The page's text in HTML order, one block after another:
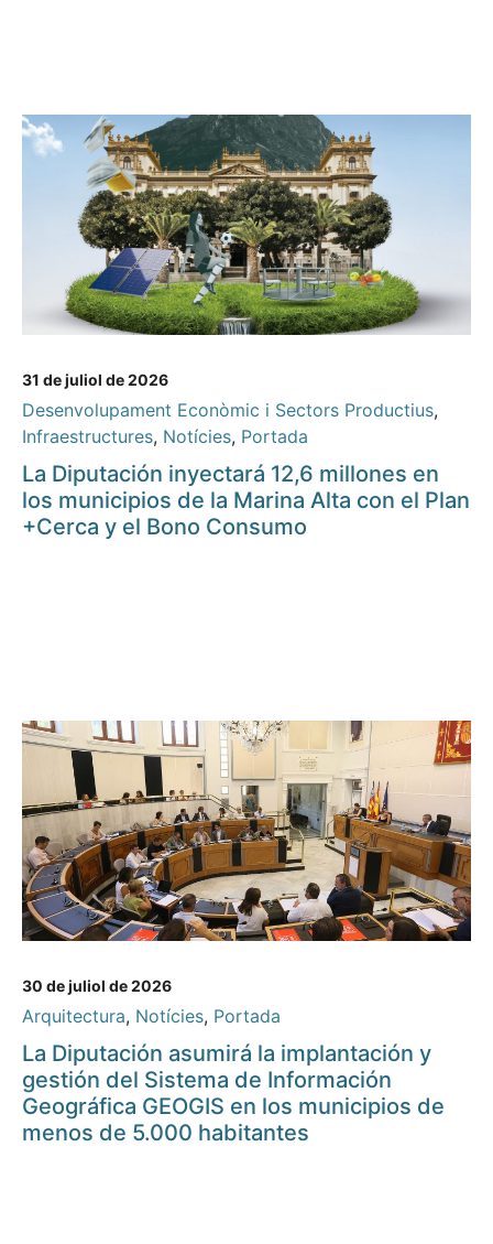
31 de juliol de 2026
Desenvolupament Econòmic i Sectors Productius,
Infraestructures, Notícies, Portada
La Diputación inyectará 12,6 millones en
los municipios de la Marina Alta con el Plan
+Cerca y el Bono Consumo
30 de juliol de 2026
Arquitectura, Notícies, Portada
La Diputación asumirá la implantación y
gestión del Sistema de Información
Geográfica GEOGIS en los municipios de
menos de 5.000 habitantes